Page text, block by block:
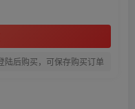
陆后购买，可保存购买订单